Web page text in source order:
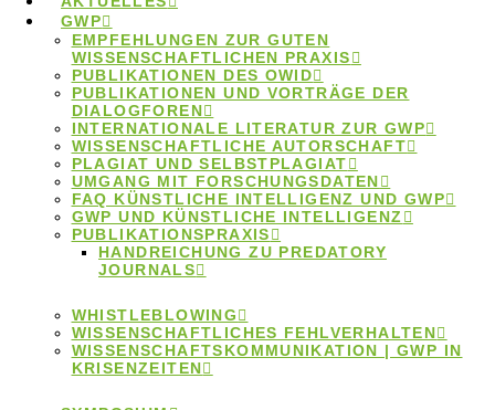
GWP
EMPFEHLUNGEN ZUR GUTEN
WISSENSCHAFTLICHEN PRAXIS
PUBLIKATIONEN DES OWID
PUBLIKATIONEN UND VORTRÄGE DER
DIALOGFOREN
INTERNATIONALE LITERATUR ZUR GWP
WISSENSCHAFTLICHE AUTORSCHAFT
PLAGIAT UND SELBSTPLAGIAT
UMGANG MIT FORSCHUNGSDATEN
FAQ KÜNSTLICHE INTELLIGENZ UND GWP
GWP UND KÜNSTLICHE INTELLIGENZ
PUBLIKATIONSPRAXIS
HANDREICHUNG ZU PREDATORY
JOURNALS
WHISTLEBLOWING
WISSENSCHAFTLICHES FEHLVERHALTEN
WISSENSCHAFTSKOMMUNIKATION | GWP IN
KRISENZEITEN
(Online-
„Open Science
und
Mit dem neuen Semester startet heute die